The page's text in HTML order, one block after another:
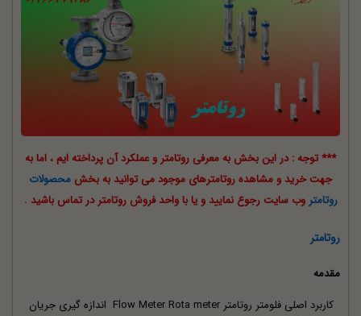
*** توجه : در این بخش به معرفی روتامتر و عملکرد آن پرداخته ایم ، اما به
جهت خرید و مشاهده روتامترهای موجود می توانید به بخش محصولات
روتامتر وب سایت رجوع نمایید و یا با واحد فروش روتامتر در تماس باشید .
روتامتر
مقدمه
کاربرد اصلی فلومتر روتامتر Flow Meter Rota meter اندازه گیری جریان